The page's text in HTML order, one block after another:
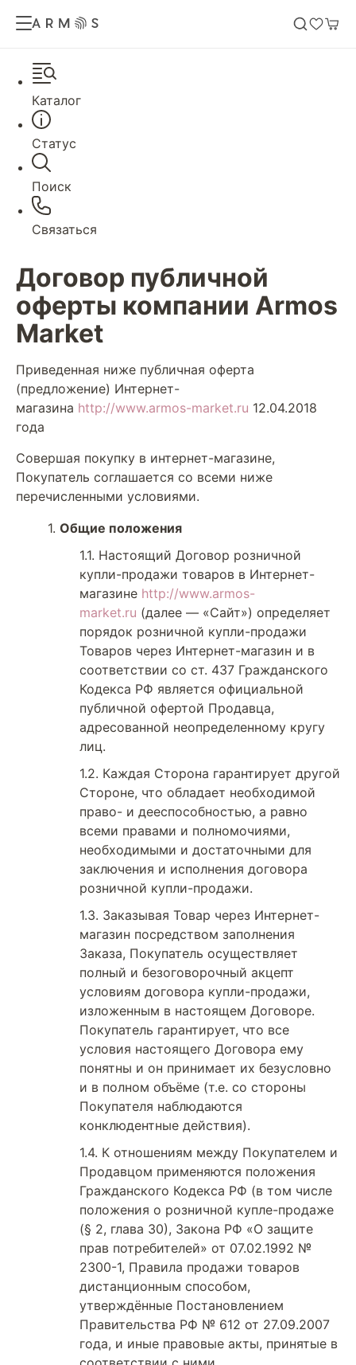
Каталог
Статус
Поиск
Связаться
Договор публичной
оферты компании Armos
Market
Приведенная ниже публичная оферта
(предложение) Интернет-
магазина http://www.armos-market.ru 12.04.2018
года
Совершая покупку в интернет-магазине,
Покупатель соглашается со всеми ниже
перечисленными условиями.
Общие положения
Настоящий Договор розничной
купли-продажи товаров в Интернет-
магазине http://www.armos-
market.ru (далее — «Сайт») определяет
порядок розничной купли-продажи
Товаров через Интернет-магазин и в
соответствии со ст. 437 Гражданского
Кодекса РФ является официальной
публичной офертой Продавца,
адресованной неопределенному кругу
лиц.
Каждая Сторона гарантирует другой
Стороне, что обладает необходимой
право- и дееспособностью, а равно
всеми правами и полномочиями,
необходимыми и достаточными для
заключения и исполнения договора
розничной купли-продажи.
Заказывая Товар через Интернет-
магазин посредством заполнения
Заказа, Покупатель осуществляет
полный и безоговорочный акцепт
условиям договора купли-продажи,
изложенным в настоящем Договоре.
Покупатель гарантирует, что все
условия настоящего Договора ему
понятны и он принимает их безусловно
и в полном объёме (т.е. со стороны
Покупателя наблюдаются
конклюдентные действия).
К отношениям между Покупателем и
Продавцом применяются положения
Гражданского Кодекса РФ (в том числе
положения о розничной купле-продаже
(§ 2, глава 30), Закона РФ «О защите
прав потребителей» от 07.02.1992 №
2300-1, Правила продажи товаров
дистанционным способом,
утверждённые Постановлением
Правительства РФ № 612 от 27.09.2007
года, и иные правовые акты, принятые в